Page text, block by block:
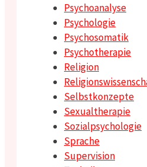
Psychoanalyse
Psychologie
Psychosomatik
Psychotherapie
Religion
Selbstkonzepte
Sexualtherapie
Sozialpsychologie
Sprache
Supervision